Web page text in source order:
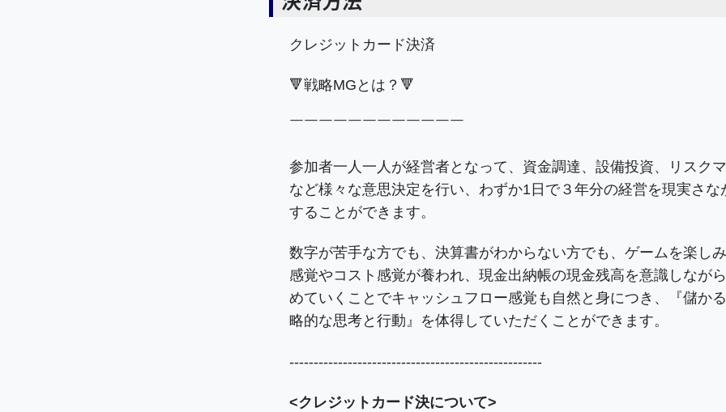
クレジットカード決済
🔻戦略MGとは？🔻
￣￣￣￣￣￣￣￣￣￣￣￣
参加者一人一人が経営者となって、資金調達、設備投資、リスク
など様々な意思決定を行い、わずか1日で３年分の経営を現実さな
することができます。
数字が苦手な方でも、決算書がわからない方でも、ゲームを楽し
感覚やコスト感覚が養われ、現金出納帳の現金残高を意識しなが
めていくことでキャッシュフロー感覚も自然と身につき、『儲か
略的な思考と行動』を体得していただくことができます。
----------------------------------------------------
<クレジットカード決について>